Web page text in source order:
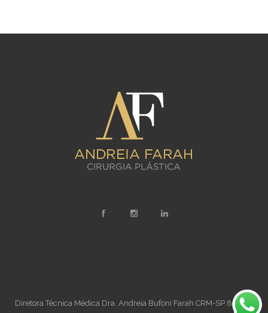
Diretora Técnica Médica Dra. Andreia Bufoni Farah CRM-SP 89706,